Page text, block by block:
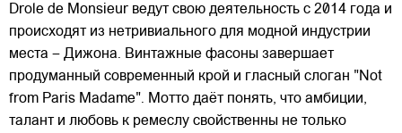
Drole de Monsieur ведут свою деятельность с 2014 года и
происходят из нетривиального для модной индустрии
места – Дижона. Винтажные фасоны завершает
продуманный современный крой и гласный слоган "Not
from Paris Madame". Мотто даёт понять, что амбиции,
талант и любовь к ремеслу свойственны не только